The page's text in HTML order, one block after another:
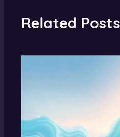
Related Posts